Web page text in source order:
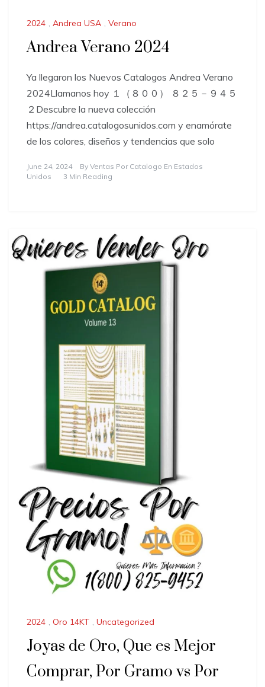
2024 , Andrea USA , Verano
Andrea Verano 2024
Ya llegaron los Nuevos Catalogos Andrea Verano
2024Llamanos hoy １（８００） ８２５－９４５
２Descubre la nueva colección
https://andrea.catalogosunidos.com y enamórate
de los colores, diseños y tendencias que solo
June 24, 2024 By Ventas Por Catalogo En Estados
Unidos
3 Min Reading
2024 , Oro 14KT , Uncategorized
Joyas de Oro, Que es Mejor
Comprar, Por Gramo vs Por